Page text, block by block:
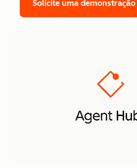
Solicite uma demonstração